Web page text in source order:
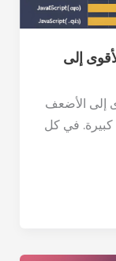
2026: من الأقوى إلى
من الأقوى إلى الأضعف
كبيرة. في كل